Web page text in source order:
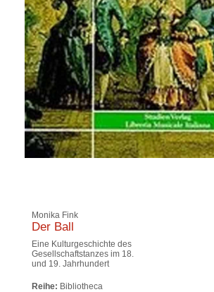
Monika Fink
Der Ball
Eine Kulturgeschichte des
Gesellschaftstanzes im 18.
und 19. Jahrhundert
Reihe: Bibliotheca